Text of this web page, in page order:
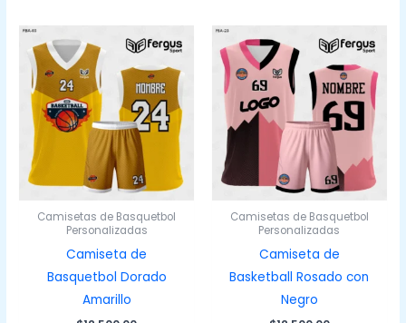
Camisetas de Basquetbol
Personalizadas
Camiseta de
Basquetbol Dorado
Amarillo
Camisetas de Basquetbol
Personalizadas
Camiseta de
Basketball Rosado con
Negro